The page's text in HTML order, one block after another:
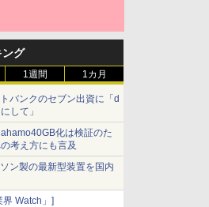
ング
1週間 1カ月
バンクのセブン出資に「d
して」
化は検証のた
考え方にも言及
ン製の最新型装置を国内
界 Watch」]